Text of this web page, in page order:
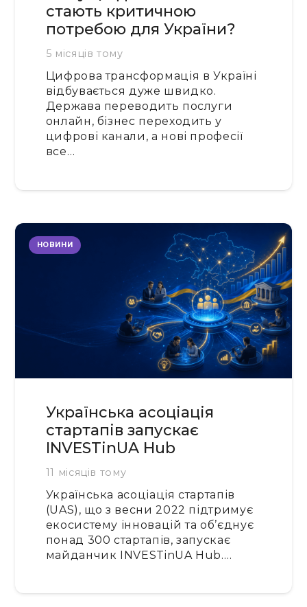
стають критичною
потребою для України?
5 місяців тому
Цифрова трансформація в Україні
відбувається дуже швидко.
Держава переводить послуги
онлайн, бізнес переходить у
цифрові канали, а нові професії
все…
НОВИНИ
Українська асоціація
стартапів запускає
INVESTinUA Hub
11 місяців тому
Українська асоціація стартапів
(UAS), що з весни 2022 підтримує
екосистему інновацій та об’єднує
понад 300 стартапів, запускає
майданчик INVESTinUA Hub.…